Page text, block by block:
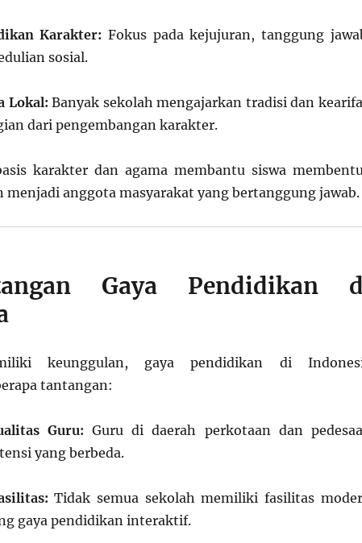
Karakter: Fokus pada kejujuran, tanggung
sosial.
Lokal: Banyak sekolah mengajarkan tradisi dan
dari pengembangan karakter.
karakter dan agama membantu siswa
anggota masyarakat yang bertanggung jawab.
Gaya Pendidikan
keunggulan, gaya pendidikan di
tantangan:
Guru: Guru di daerah perkotaan dan
yang berbeda.
Tidak semua sekolah memiliki fasilitas
gaya pendidikan interaktif.